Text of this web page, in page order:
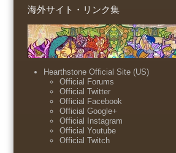
海外サイト・リンク集
Hearthstone Official Site (US)
Official Forums
Official Twitter
Official Facebook
Official Google+
Official Instagram
Official Youtube
Official Twitch